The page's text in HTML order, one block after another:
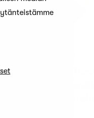
Safan uusilla
kokemus